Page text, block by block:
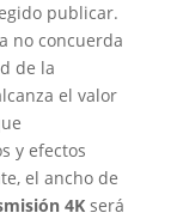
publicar.
no concuerda
de la
el valor
y efectos
el ancho de
4Kserá